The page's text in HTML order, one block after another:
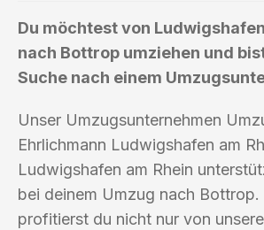
Du möchtest von
nach Bottrop umziehen und
Suche nach einem
Unser Umzugsunternehmen
Ehrlichmann Ludwigshafen am
Ludwigshafen am Rhein
bei deinem Umzug nach Bottrop.
profitierst du nicht nur von